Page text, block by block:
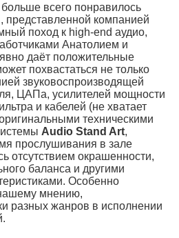
всего понравилось
представленной компанией
поход к high-end аудио,
Анатолием и
даёт положительные
похвастаться не только
звуковоспроизводящей
ЦАПа, усилителей мощности
и кабелей (не хватает
техническими
Audio Stand Art,
прослушивания в зале
отсутствием окрашенности,
баланса и другими
Особенно
мнению,
разных жанров в исполнении